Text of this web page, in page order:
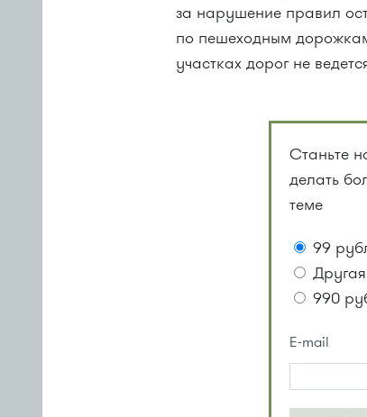
за нарушение правил
по пешеходным
участках дорог не
Станьте
делать
теме
99
990
E-mail